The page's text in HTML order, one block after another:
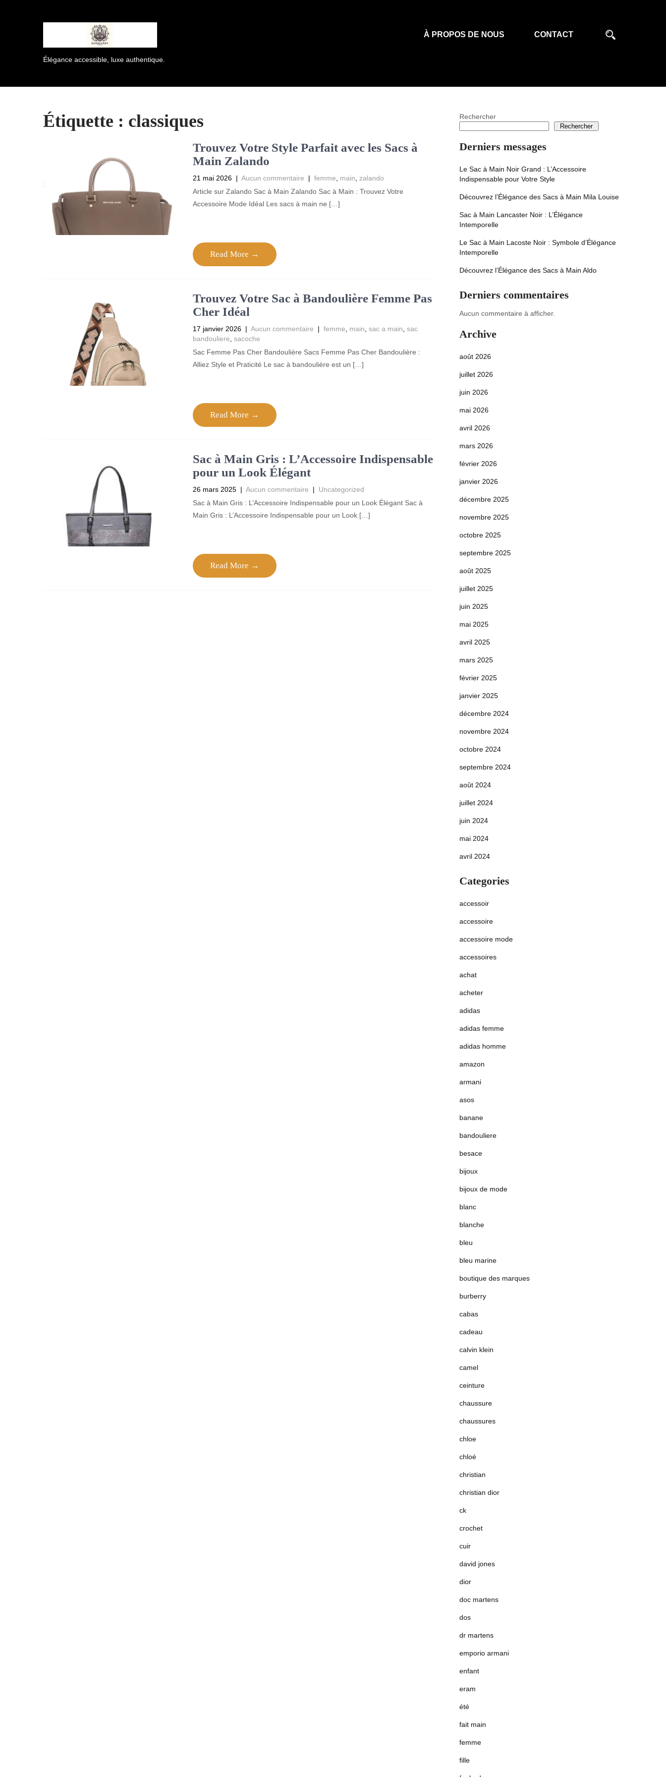
Élégance accessible, luxe authentique.
À PROPOS DE NOUS CONTACT
Étiquette : classiques
Trouvez Votre Style Parfait avec les Sacs à
Main Zalando
21 mai 2026 | Aucun commentaire | femme main
zalando
Article sur Zalando Sac à Main Zalando Sac à Main : Trouvez Votre
Accessoire Mode Idéal Les sacs à main ne […]
Read More →
Trouvez Votre Sac à Bandoulière Femme Pas
Cher Idéal
17 janvier 2026 | Aucun commentaire | femme main sac a main sac
bandouliere sacoche
Sac Femme Pas Cher Bandoulière Sacs Femme Pas Cher Bandoulière :
Alliez Style et Praticité Le sac à bandoulière est un […]
Read More →
Sac à Main Gris : L’Accessoire Indispensable
pour un Look Élégant
26 mars 2025 | Aucun commentaire | Uncategorized
Sac à Main Gris : L’Accessoire Indispensable pour un Look Élégant Sac à
Main Gris : L’Accessoire Indispensable pour un Look […]
Read More →
Rechercher
Rechercher
Derniers messages
Le Sac à Main Noir Grand : L’Accessoire
Indispensable pour Votre Style
Découvrez l’Élégance des Sacs à Main Mila Louise
Sac à Main Lancaster Noir : L’Élégance
Intemporelle
Le Sac à Main Lacoste Noir : Symbole d’Élégance
Intemporelle
Découvrez l’Élégance des Sacs à Main Aldo
Derniers commentaires
Aucun commentaire à afficher.
Archive
août 2026
juillet 2026
juin 2026
mai 2026
avril 2026
mars 2026
février 2026
janvier 2026
décembre 2025
novembre 2025
octobre 2025
septembre 2025
août 2025
juillet 2025
juin 2025
mai 2025
avril 2025
mars 2025
février 2025
janvier 2025
décembre 2024
novembre 2024
octobre 2024
septembre 2024
août 2024
juillet 2024
juin 2024
mai 2024
avril 2024
Categories
accessoir
accessoire
accessoire mode
accessoires
achat
acheter
adidas
adidas femme
adidas homme
amazon
armani
asos
banane
bandouliere
besace
bijoux
bijoux de mode
blanc
blanche
bleu
bleu marine
boutique des marques
burberry
cabas
cadeau
calvin klein
camel
ceinture
chaussure
chaussures
chloe
chloé
christian
christian dior
ck
crochet
cuir
david jones
dior
doc martens
dos
dr martens
emporio armani
enfant
eram
été
fait main
femme
fille